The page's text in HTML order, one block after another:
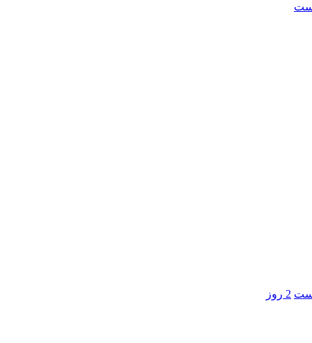
2 روز